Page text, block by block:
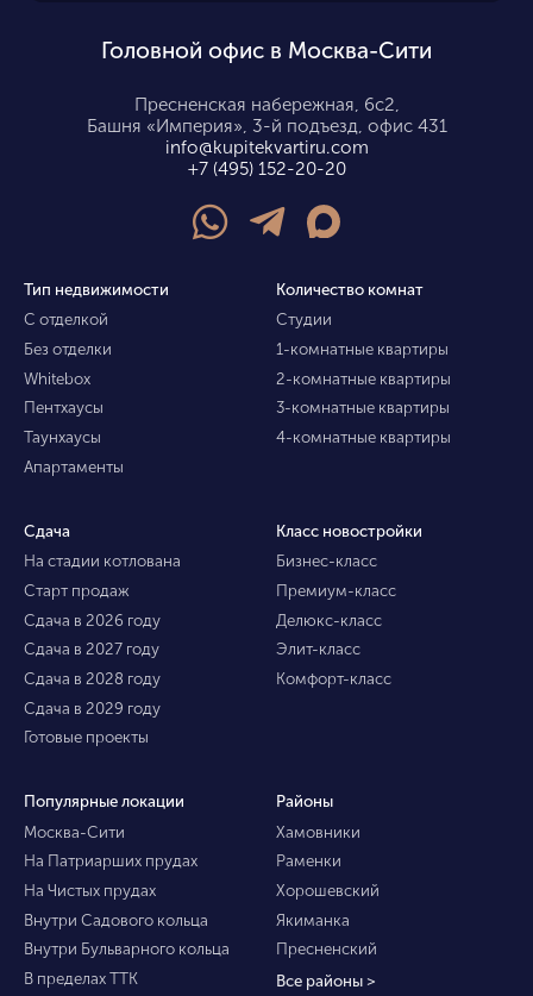
Головной офис в Москва-Сити
Пресненская набережная, 6с2,
Башня «Империя», 3-й подъезд, офис 431
info@kupitekvartiru.com
+7 (495) 152-20-20
Тип недвижимости
С отделкой
Без отделки
Whitebox
Пентхаусы
Таунхаусы
Апартаменты
Количество комнат
Студии
1-комнатные квартиры
2-комнатные квартиры
3-комнатные квартиры
4-комнатные квартиры
Сдача
На стадии котлована
Старт продаж
Сдача в 2026 году
Сдача в 2027 году
Сдача в 2028 году
Сдача в 2029 году
Готовые проекты
Класс новостройки
Бизнес-класс
Премиум-класс
Делюкс-класс
Элит-класс
Комфорт-класс
Популярные локации
Москва-Сити
На Патриарших прудах
На Чистых прудах
Внутри Садового кольца
Внутри Бульварного кольца
В пределах ТТК
Районы
Хамовники
Раменки
Хорошевский
Якиманка
Пресненский
Все районы >